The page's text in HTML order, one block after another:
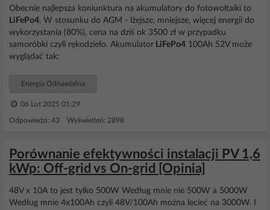
Obecnie najlepsza koniunktura na akumulatory do fotowoltaiki to
LiFePo4. W stosunku do AGM - lżejsze, mniejsze, więcej energii do
wykorzystania (80%), cena na dziś ok 3500 zł w przypadku
samoróbki czyli rękodzieło. Akumulator LiFePo4 100Ah 52V może
wyglądać tak:
Energia Odnawialna
06 Lut 2025 01:29
Odpowiedzi: 43 Wyświetleń: 2898
Porównanie efektywności instalacji PV 1,6
kWp: Off-grid vs On-grid [Opinia]
48V x 10A to jest tylko 500W Według mnie nie 500W a 5000W
Według mnie 4x100Ah czyli 48V/100Ah można lecieć na 3000W. I